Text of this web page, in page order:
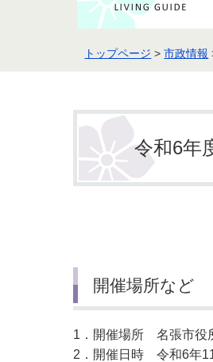
届出・
斎場・墓園
防災・防犯・消防
健康・検（健）
スポー
地域医
市民センター・市
設
市の条例・計
市政への
市の人事・
公民連
事業者の方へ
入札・
トップページ >市政情報
令和6年
開催場所など
1．開催場所 名張市
2．開催日時 令和6年